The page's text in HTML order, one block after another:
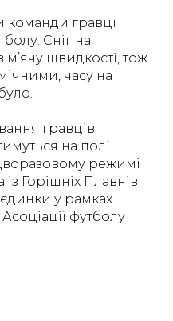
команди гравці
Сніг на
швидкості, тож
часу на
гравців
на полі
режимі
Горішніх Плавнів
у рамках
футболу